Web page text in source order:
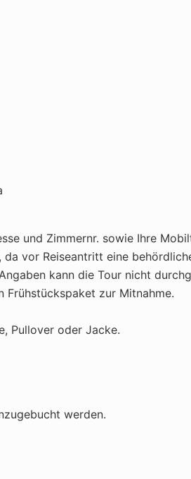
und Zimmernr. sowie Ihre
vor Reiseantritt eine
kann die Tour nicht
Frühstückspaket zur Mitnahme.
Pullover oder Jacke.
werden.